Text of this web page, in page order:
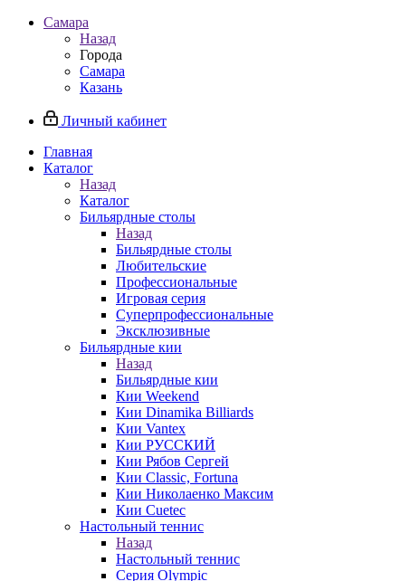
Самара
Назад
Города
Самара
Казань
Личный кабинет
Главная
Каталог
Назад
Каталог
Бильярдные столы
Назад
Бильярдные столы
Любительские
Профессиональные
Игровая серия
Суперпрофессиональные
Эксклюзивные
Бильярдные кии
Назад
Бильярдные кии
Кии Weekend
Кии Dinamika Billiards
Кии Vantex
Кии РУССКИЙ
Кии Рябов Сергей
Кии Classic, Fortuna
Кии Николаенко Максим
Кии Cuetec
Настольный теннис
Назад
Настольный теннис
Серия Olympic